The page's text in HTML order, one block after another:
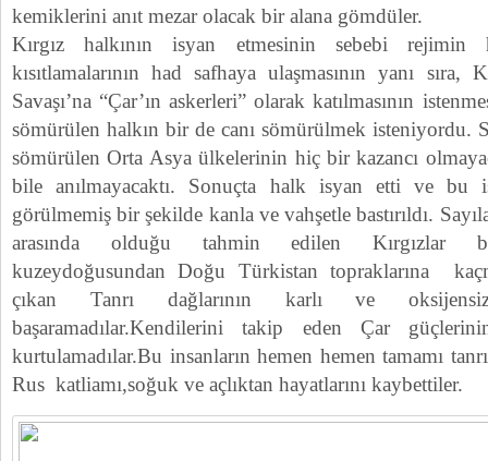
kemiklerini anıt mezar olacak bir alana gömdüler.
Kırgız halkının isyan etmesinin sebebi
kısıtlamalarının had safhaya ulaşmasının yanı sıra,
Savaşı’na “Çar’ın askerleri” olarak katılmasının
sömürülen halkın bir de canı sömürülmek isteniyordu.
sömürülen Orta Asya ülkelerinin hiç bir kazancı
bile anılmayacaktı. Sonuçta halk isyan etti ve bu
görülmemiş bir şekilde kanla ve vahşetle bastırıldı.
arasında olduğu tahmin edilen Kırgızlar
kuzeydoğusundan Doğu Türkistan topraklarına
çıkan Tanrı dağlarının karlı ve
başaramadılar.Kendilerini takip eden Çar
kurtulamadılar.Bu insanların hemen hemen tamamı
Rus katliamı,soğuk ve açlıktan hayatlarını kaybettiler.